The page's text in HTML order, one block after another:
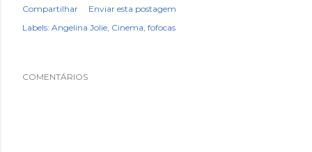
Compartilhar
Enviar esta postagem
Labels: Angelina Jolie Cinema fofocas
COMENTÁRIOS